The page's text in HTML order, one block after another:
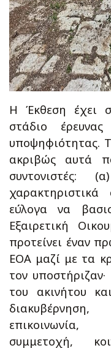
Η Έκθεση έχει
στάδιο
υποψηφιότητας.
ακριβώς αυτά
συντονιστές:
εύλογα να
Εξαιρετική
προτείνει έναν
ΕΟΑ μαζί με τα
τον
του ακινήτου
συμμετοχή,